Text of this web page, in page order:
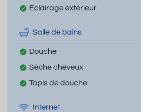
Eclairage extérieur
Salle de bains
Douche
Sèche cheveux
Tapis de douche
Internet